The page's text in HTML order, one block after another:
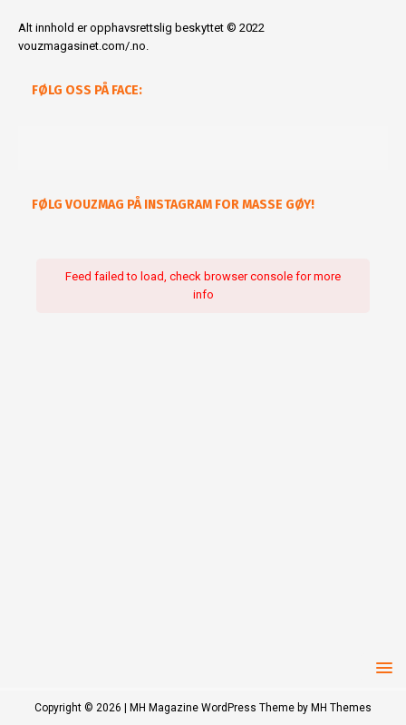
Alt innhold er opphavsrettslig beskyttet © 2022
vouzmagasinet.com/.no.
FØLG OSS PÅ FACE:
FØLG VOUZMAG PÅ INSTAGRAM FOR MASSE GØY!
Feed failed to load, check browser console for more
info
Copyright © 2026 | MH Magazine WordPress Theme by MH Themes